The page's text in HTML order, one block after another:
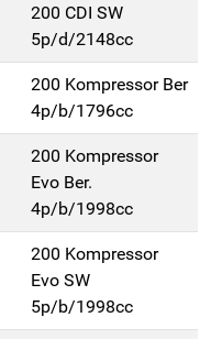
200 CDI SW
5p/d/2148cc
200 Kompressor Ber
4p/b/1796cc
200 Kompressor
Evo Ber.
4p/b/1998cc
200 Kompressor
Evo SW
5p/b/1998cc